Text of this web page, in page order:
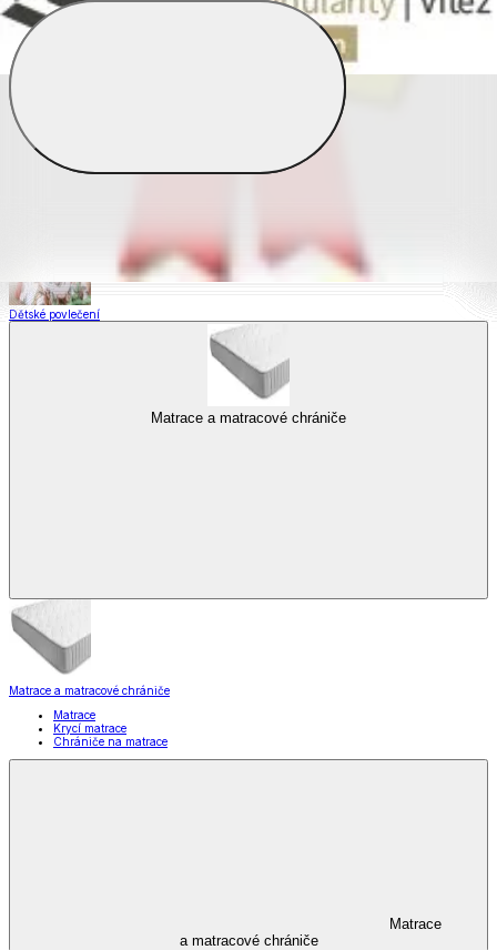
Saténové povlečení
Povlečení s fototiskem
Dětské povlečení
Matrace a matracové chrániče
Matrace a matracové chrániče
Matrace
Krycí matrace
Chrániče na matrace
Matrace
a matracové chrániče